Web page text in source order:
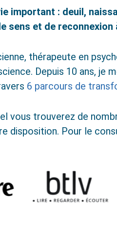
important : deuil,
sens et de reconnexion
thérapeute en
Depuis 10 ans, je
6 parcours de
vous trouverez de
disposition. Pour le